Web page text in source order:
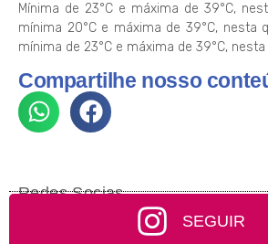
Mínima de 23°C e máxima de 39°C,
mínima 20°C e máxima de 39°C, nesta
mínima de 23°C e máxima de 39°C,
Compartilhe nosso
Redes Socias
SEGUIR